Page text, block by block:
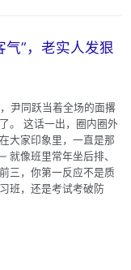
”，老实人发狠
尹同跃当着全场的面撂
。 这话一出，圈内圈外
大家印象里，一直是那
像班里常年坐后排、
三，你第一反应不是质
班，还是考试考破防